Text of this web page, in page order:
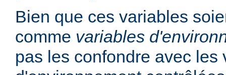
Bien que ces variables
comme variables
pas les confondre avec les